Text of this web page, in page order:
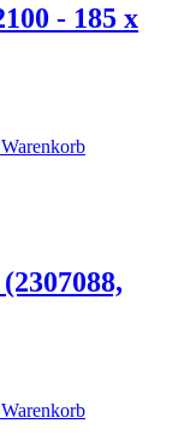
- 185 x